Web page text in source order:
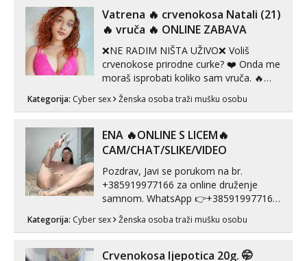
Vatrena ‎️‍🔥 crvenokosa Natali (21)
‎️‍🔥 vruča‎ ️‍🔥 ONLINE ZABAVA
❌NE RADIM NIŠTA UŽIVO❌ Voliš
crvenokose prirodne curke? ❤️ Onda me
moraš isprobati koliko sam vruča.‎ ️‍🔥
MLADA vražica koja ima 100%
prorodne grudi, 💦 Misli su mi uvijek
U mojoj raznolikoj ponudi možeš
pranaći nešto po svojoj mjeri. Sexi videa
Kategorija: Cyber sex Ženska osoba traži mušku osobu
ENA 🔥ONLINE S LICEM🔥
CAM/CHAT/SLIKE/VIDEO
Pozdrav, Javi se porukom na br.
+385919977166 za online druženje
samnom. WhatsApp 👉+385919977166
Telegram 👉@enafriedrichkis Radim
videopozive s licem, solo i s partnerom,
kombinacije halteri, haljine, štikle,
Kategorija: Cyber sex Ženska osoba traži mušku osobu
Crvenokosa ljepotica 20g. 🤭